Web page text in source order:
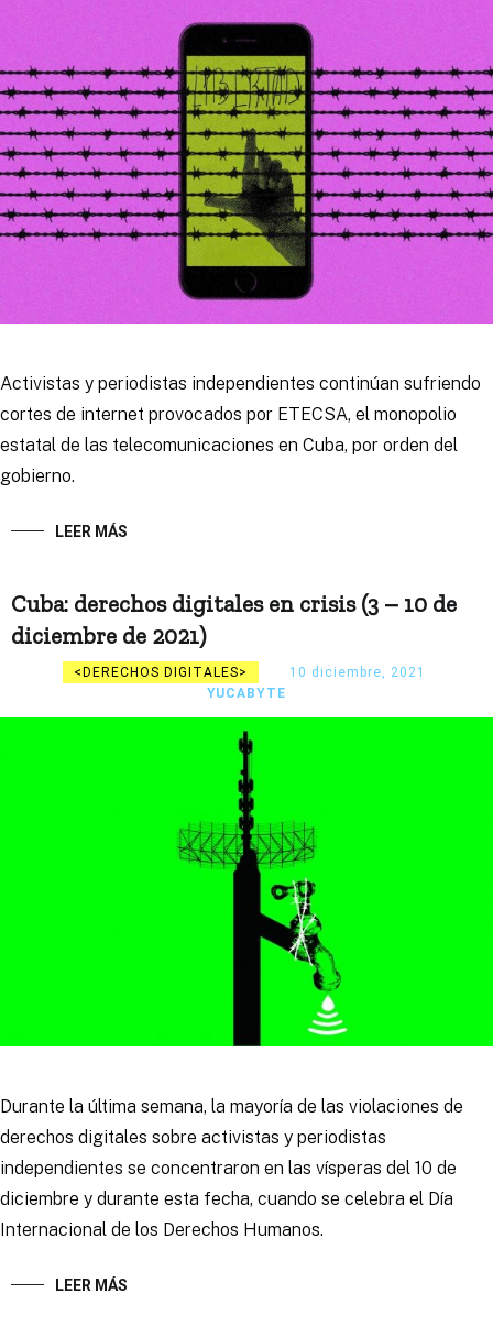
Activistas y periodistas independientes continúan sufriendo
cortes de internet provocados por ETECSA, el monopolio
estatal de las telecomunicaciones en Cuba, por orden del
gobierno.
LEER MÁS
Cuba: derechos digitales en crisis (3 – 10 de
diciembre de 2021)
DERECHOS DIGITALES
10 diciembre, 2021
YUCABYTE
Durante la última semana, la mayoría de las violaciones de
derechos digitales sobre activistas y periodistas
independientes se concentraron en las vísperas del 10 de
diciembre y durante esta fecha, cuando se celebra el Día
Internacional de los Derechos Humanos.
LEER MÁS